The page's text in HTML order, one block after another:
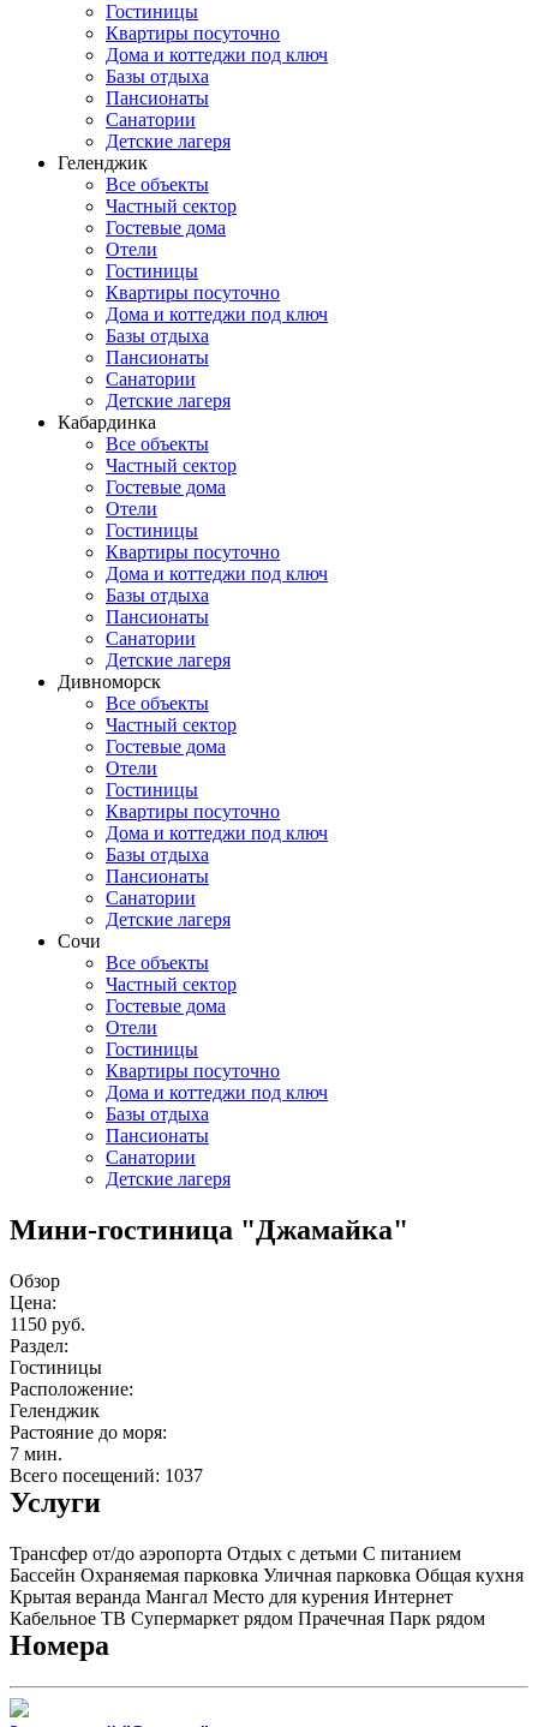
Гостиницы
Квартиры посуточно
Дома и коттеджи под ключ
Базы отдыха
Пансионаты
Санатории
Детские лагеря
Геленджик
Все объекты
Частный сектор
Гостевые дома
Отели
Гостиницы
Квартиры посуточно
Дома и коттеджи под ключ
Базы отдыха
Пансионаты
Санатории
Детские лагеря
Кабардинка
Все объекты
Частный сектор
Гостевые дома
Отели
Гостиницы
Квартиры посуточно
Дома и коттеджи под ключ
Базы отдыха
Пансионаты
Санатории
Детские лагеря
Дивноморск
Все объекты
Частный сектор
Гостевые дома
Отели
Гостиницы
Квартиры посуточно
Дома и коттеджи под ключ
Базы отдыха
Пансионаты
Санатории
Детские лагеря
Сочи
Все объекты
Частный сектор
Гостевые дома
Отели
Гостиницы
Квартиры посуточно
Дома и коттеджи под ключ
Базы отдыха
Пансионаты
Санатории
Детские лагеря
Мини-гостиница "Джамайка"
Обзор
Цена:
1150 руб.
Раздел:
Гостиницы
Расположение:
Геленджик
Растояние до моря:
7 мин.
Всего посещений: 1037
Услуги
Трансфер от/до аэропорта Отдых с детьми С питанием
Бассейн Охраняемая парковка Уличная парковка Общая кухня
Крытая веранда Мангал Место для курения Интернет
Кабельное ТВ Супермаркет рядом Прачечная Парк рядом
Номера